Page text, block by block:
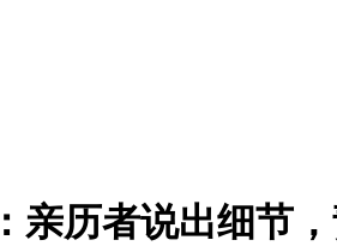
亲历者说出细节